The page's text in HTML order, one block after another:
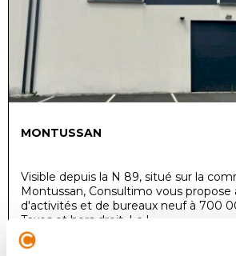
MONTUSSAN
Visible depuis la N 89, situé sur la
Montussan, Consultimo vous propose
d'activités et de bureaux neuf à 700
Taxes et hors droit. Le l...